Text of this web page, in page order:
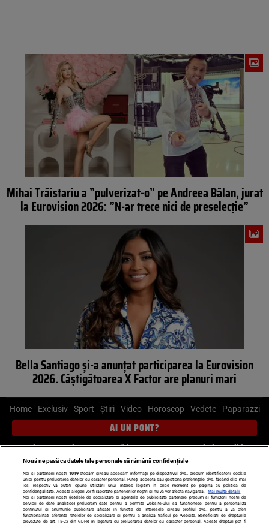
Mihai Trăistariu a ”pulverizat-o” pe Andreea Bălan, jurat
la Eurovision 2026: ”N-ar trece nici de preselecție”
Bella Santiago și-a anunțat participarea la Eurovision
2026. Câștigătoarea X Factor are planuri mari
Home Exclusiv Sport Știri Video Horoscop Vedete Paparazzi
AI UN PONT?
Scrie-ne pe Whatsapp, sună la 0741226226 sau trimite mail la
pont@cancan.ro
Știri interne Știri externe
Politică
Ultimele stiri
Diete Insula Iubirii Dictionar de vise
LIFE STYLE
Horoscop
Nouă ne pasă ca datele tale personale să rămână confidențiale
Noi și partenerii noștri 1019stocăm și/sau accesăm informații pe dispozitivul dvs., precum identificatorii cookie
unici pentru prelucrarea datelor cu caracter personal. Puteți accepta sau gestiona preferințele dvs. făcând clic mai
jos, respectiv vă puteți opune utilizării unui interes legitim în orice moment pe pagina cu politica de
confidențialitate. Aceste alegeri vor fi raportate partenerilor noștri și nu vă vor afecta navigarea.
Mai multe detalii
Noi si partenerii nostri (retelele de socializare si agentiile de publicitate partenere, precum si furnizorii nostri de
servicii de date analitice) prelucram date pentru a permite website-ului sa functioneze, pentru a personaliza
continutul si anunturile publicitare afisate in functie de interesele si/sau profilul dvs., pentru a va oferi
functionalitati aferente retelelor de socializare si pentru a analiza traficul pe website. Beneficiati de drepturile
prevazute de art. 15-22 din GDPR in legatura cu prelucrarea datelor cu caracter personal. Aceste drepturi pot fi